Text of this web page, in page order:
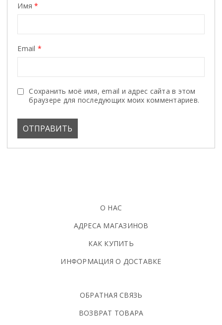
Имя*
Email *
Сохранить моё имя, email и адрес сайта в этом
браузере для последующих моих комментариев.
О НАС
АДРЕСА МАГАЗИНОВ
КАК КУПИТЬ
ИНФОРМАЦИЯ О ДОСТАВКЕ
ОБРАТНАЯ СВЯЗЬ
ВОЗВРАТ ТОВАРА